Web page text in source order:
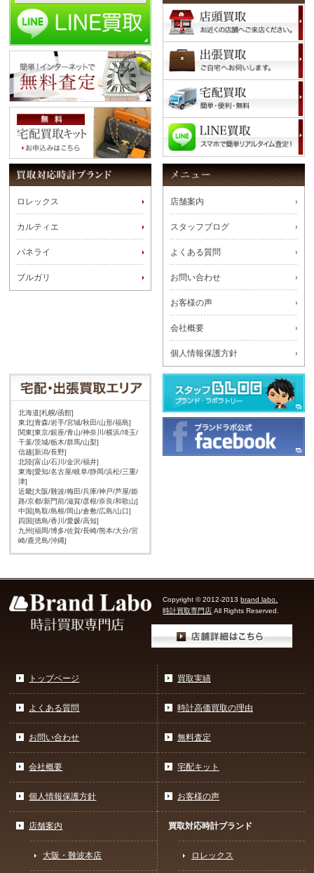
ロレックス
カルティエ
パネライ
ブルガリ
店舗案内
スタッフブログ
よくある質問
お問い合わせ
お客様の声
会社概要
個人情報保護方針
北海道[札幌/函館]
東北[青森/岩手/宮城/秋田/山形/福島]
関東[東京/銀座/青山/神奈川/横浜/埼玉/
千葉/茨城/栃木/群馬/山梨]
信越[新潟/長野]
北陸[富山/石川/金沢/福井]
東海[愛知/名古屋/岐阜/静岡/浜松/三重/
津]
近畿[大阪/難波/梅田/兵庫/神戸/芦屋/姫
路/京都/新門前/滋賀/彦根/奈良/和歌山]
中国[鳥取/島根/岡山/倉敷/広島/山口]
四国[徳島/香川/愛媛/高知]
九州[福岡/博多/佐賀/長崎/熊本/大分/宮
崎/鹿児島/沖縄]
Copyright © 2012-2013brand labo.
時計買取専門店 All Rights Reserved.
トップページ
よくある質問
お問い合わせ
会社概要
個人情報保護方針
買取実績
時計高価買取の理由
無料査定
宅配キット
お客様の声
店舗案内
大阪・難波本店
買取対応時計ブランド
ロレックス